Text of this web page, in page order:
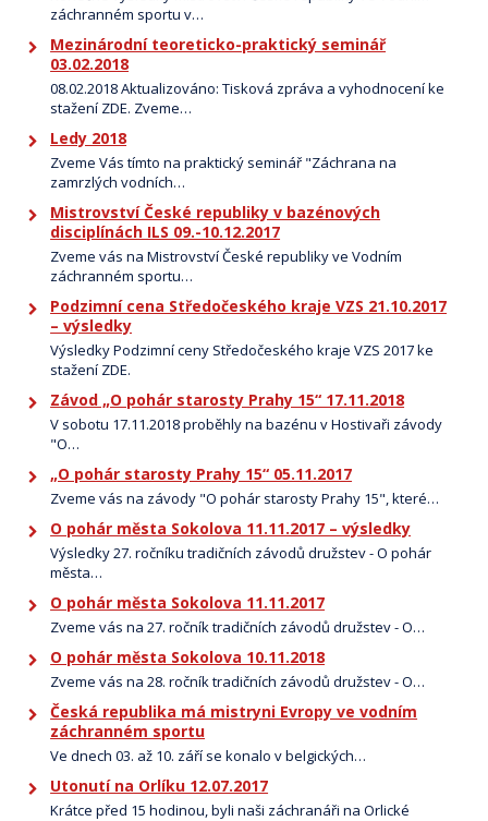
záchranném sportu v…
Mezinárodní teoreticko-praktický seminář
03.02.2018
08.02.2018 Aktualizováno: Tisková zpráva a vyhodnocení ke
stažení ZDE. Zveme…
Ledy 2018
Zveme Vás tímto na praktický seminář "Záchrana na
zamrzlých vodních…
Mistrovství České republiky v bazénových
disciplínách ILS 09.-10.12.2017
Zveme vás na Mistrovství České republiky ve Vodním
záchranném sportu…
Podzimní cena Středočeského kraje VZS 21.10.2017
– výsledky
Výsledky Podzimní ceny Středočeského kraje VZS 2017 ke
stažení ZDE.
Závod „O pohár starosty Prahy 15“ 17.11.2018
V sobotu 17.11.2018 proběhly na bazénu v Hostivaři závody
"O…
„O pohár starosty Prahy 15“ 05.11.2017
Zveme vás na závody "O pohár starosty Prahy 15", které…
O pohár města Sokolova 11.11.2017 – výsledky
Výsledky 27. ročníku tradičních závodů družstev - O pohár
města…
O pohár města Sokolova 11.11.2017
Zveme vás na 27. ročník tradičních závodů družstev - O…
O pohár města Sokolova 10.11.2018
Zveme vás na 28. ročník tradičních závodů družstev - O…
Česká republika má mistryni Evropy ve vodním
záchranném sportu
Ve dnech 03. až 10. září se konalo v belgických…
Utonutí na Orlíku 12.07.2017
Krátce před 15 hodinou, byli naši záchranáři na Orlické